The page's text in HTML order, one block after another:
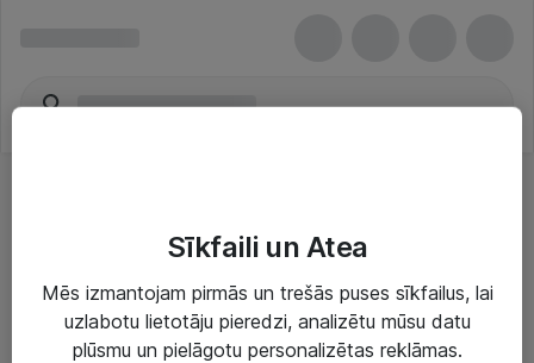
Risinājumi & Pakalpojumi
Sīkfaili un Atea
Mēs izmantojam pirmās un trešās puses sīkfailus, lai
uzlabotu lietotāju pieredzi, analizētu mūsu datu
plūsmu un pielāgotu personalizētas reklāmas.